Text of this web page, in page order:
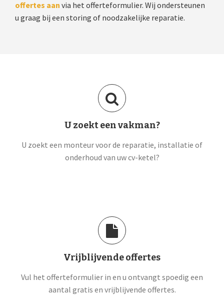
offertes aan via het offerteformulier. Wij ondersteunen
u graag bij een storing of noodzakelijke reparatie.
U zoekt een vakman?
U zoekt een monteur voor de reparatie, installatie of
onderhoud van uw cv-ketel?
Vrijblijvende offertes
Vul het offerteformulier in en u ontvangt spoedig een
aantal gratis en vrijblijvende offertes.